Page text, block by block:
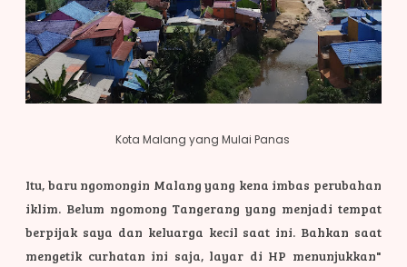
Kota Malang yang Mulai Panas
Itu, baru ngomongin Malang yang kena imbas perubahan
iklim. Belum ngomong Tangerang yang menjadi tempat
berpijak saya dan keluarga kecil saat ini. Bahkan saat
mengetik curhatan ini saja, layar di HP menunjukkan"